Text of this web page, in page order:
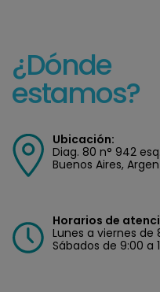
¿Dónde
estamos?
Ubicación:
Diag. 80 n° 942
Buenos Aires,
Horarios de
Lunes a viernes de
Sábados de 9:00 a